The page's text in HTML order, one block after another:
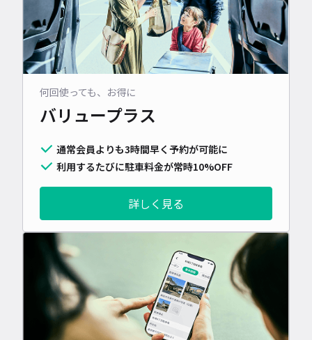
何回使っても、お得に
バリュープラス
通常会員よりも3時間早く予約が可能に
利用するたびに駐車料金が常時10%OFF
詳しく見る